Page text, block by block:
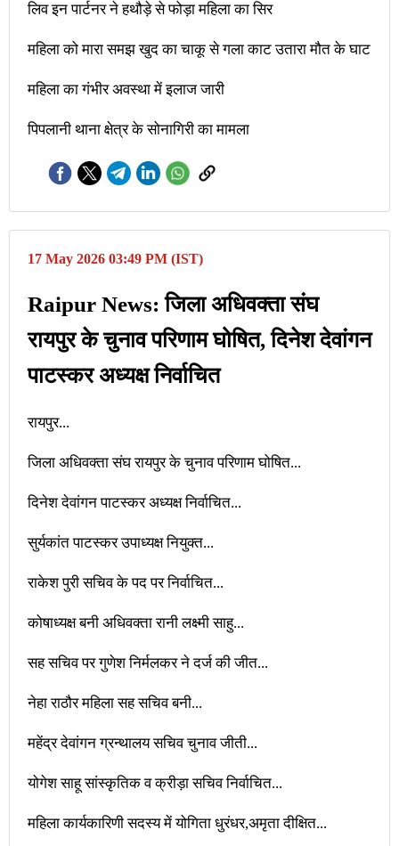
लिव इन पार्टनर ने हथौड़े से फोड़ा महिला का सिर
महिला को मारा समझ खुद का चाकू से गला काट उतारा मौत के घाट
महिला का गंभीर अवस्था में इलाज जारी
पिपलानी थाना क्षेत्र के सोनागिरी का मामला
17 May 2026 03:49 PM (IST)
Raipur News: जिला अधिवक्ता संघ
रायपुर के चुनाव परिणाम घोषित, दिनेश देवांगन
पाटस्कर अध्यक्ष निर्वाचित
रायपुर...
जिला अधिवक्ता संघ रायपुर के चुनाव परिणाम घोषित...
दिनेश देवांगन पाटस्कर अध्यक्ष निर्वाचित...
सुर्यकांत पाटस्कर उपाध्यक्ष नियुक्त...
राकेश पुरी सचिव के पद पर निर्वाचित...
कोषाध्यक्ष बनी अधिवक्ता रानी लक्ष्मी साहु...
सह सचिव पर गुणेश निर्मलकर ने दर्ज की जीत...
नेहा राठौर महिला सह सचिव बनी...
महेंद्र देवांगन ग्रन्थालय सचिव चुनाव जीती...
योगेश साहू सांस्कृतिक व क्रीड़ा सचिव निर्वाचित...
महिला कार्यकारिणी सदस्य में योगिता धुरंधर,अमृता दीक्षित...